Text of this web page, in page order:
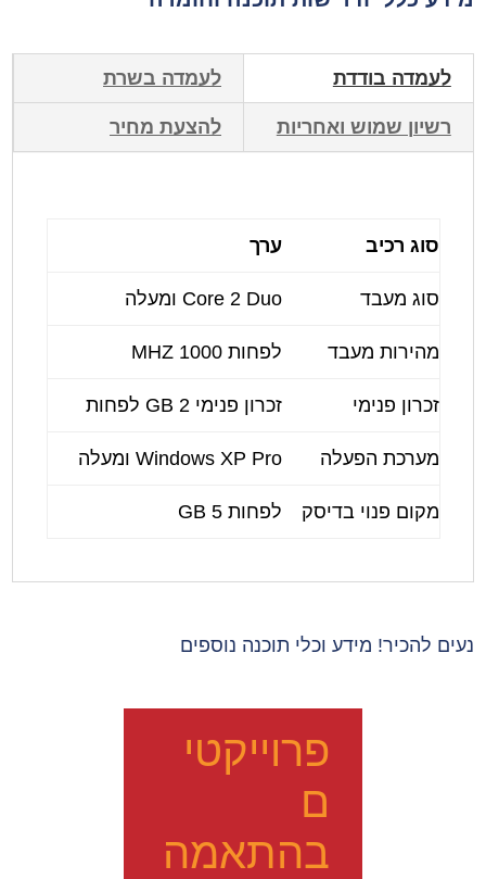
לעמדה בודדת לעמדה בשרת
רשיון שמוש ואחריות להצעת מחיר
סוג רכיב ערך
סוג מעבד Core 2 Duo ומעלה
מהירות מעבד לפחות 1000 MHZ
זכרון פנימי זכרון פנימי 2 GB לפחות
מערכת הפעלה Windows XP Pro ומעלה
מקום פנוי בדיסק לפחות 5 GB
נעים להכיר! מידע וכלי תוכנה נוספים
פרוייקטי
ם
בהתאמה